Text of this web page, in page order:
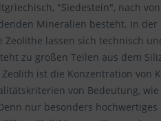
"Siedestein", nach
Mineralien besteht. In
lassen sich technisch
zu großen Teilen aus dem
ist die Konzentration von
von Bedeutung,
nur besonders